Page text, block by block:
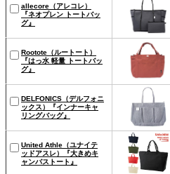
allecore（アレコレ）
『ネオプレン トートバッ
グ』
Rootote（ルートート）
『はっ水 軽量 トートバッ
グ』
DELFONICS（デルフォニ
ックス）『インナーキャ
リングバッグ』
United Athle（ユナイテ
ッドアスレ）『大きめキ
ャンバストート』